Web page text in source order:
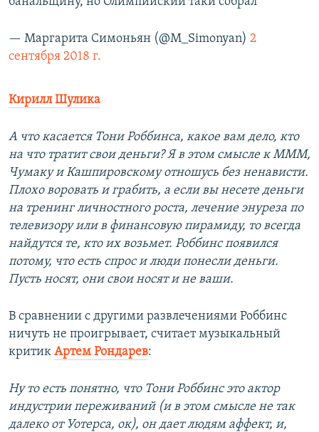
— Маргарита Симоньян (@M_Simonyan) 2
сентября 2018 г.
Кирилл Шулика
А что касается Тони Роббинса, какое вам дело, кто
на что тратит свои деньги? Я в этом смысле к МММ,
Чумаку и Кашпировскому отношусь без ненависти.
Плохо воровать и грабить, а если вы несете деньги
на тренинг личностного роста, лечение энуреза по
телевизору или в финансовую пирамиду, то всегда
найдутся те, кто их возьмет. Роббинс появился
потому, что есть спрос и люди понесли деньги.
Пусть носят, они свои носят и не ваши.
В сравнении с другими развлечениями Роббинс
ничуть не проигрывает, считает музыкальный
критик Артем Рондарев:
Ну то есть понятно, что Тони Роббинс это актор
индустрии переживаний (и в этом смысле не так
далеко от Уотерса, ок), он дает людям аффект, и,